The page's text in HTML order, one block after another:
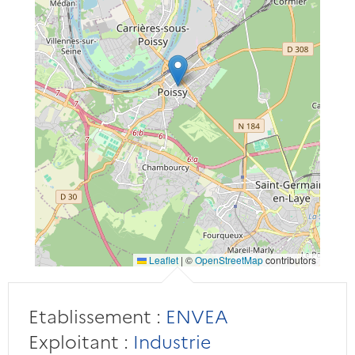
Leaflet | ©OpenStreetMapcontributors
Etablissement : ENVEA
Exploitant : Industrie